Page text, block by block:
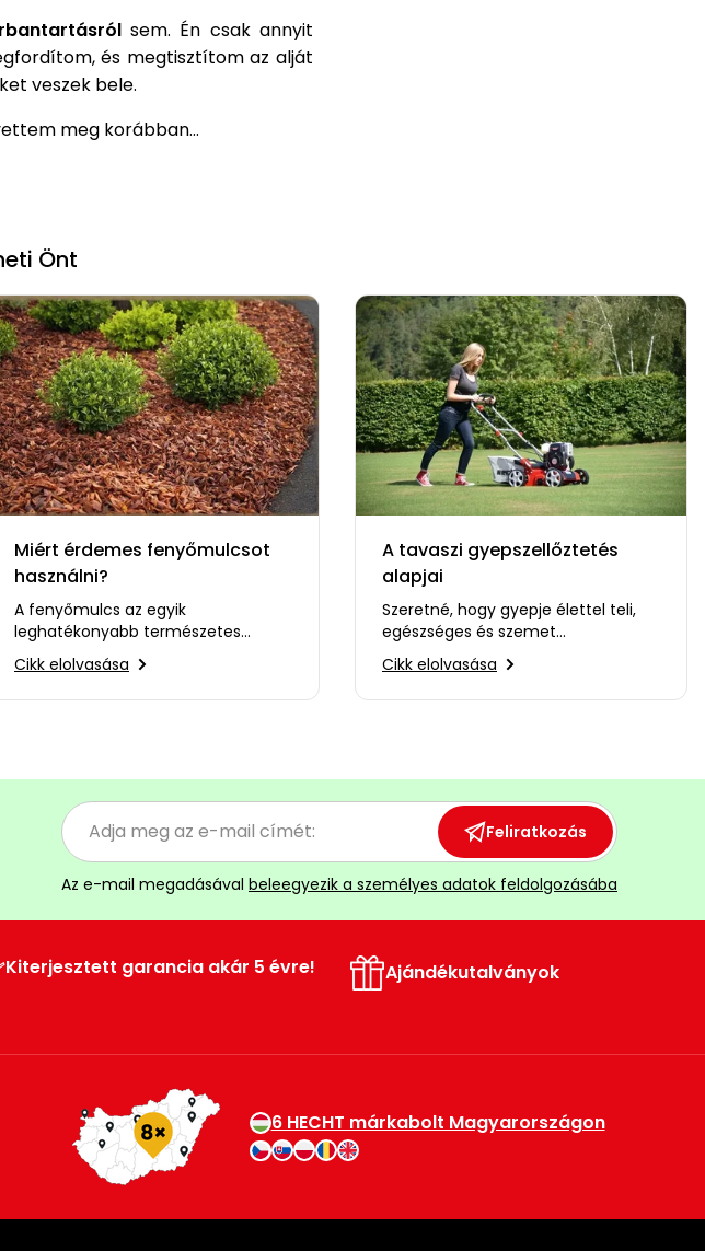
sem. Én csak annyit
és megtisztítom az alját
veszek bele.
meg korábban…
Önt
Miért érdemes fenyőmulcsot
használni?
A fenyőmulcs az egyik
leghatékonyabb természetes
megoldás a talaj minőségének
javítására és a növények
védelmére.…
Cikk elolvasása
A tavaszi gyepszellőztetés
alapjai
Szeretné, hogy gyepje élettel teli,
egészséges és szemet
gyönyörködtető legyen? Akkor itt az
ideje a…
Cikk elolvasása
Feliratkozás
Az e-mail megadásával beleegyezik a személyes adatok feldolgozásába
Kiterjesztett garancia akár 5 évre! Ajándékutalványok
6 HECHT márkabolt Magyarországon